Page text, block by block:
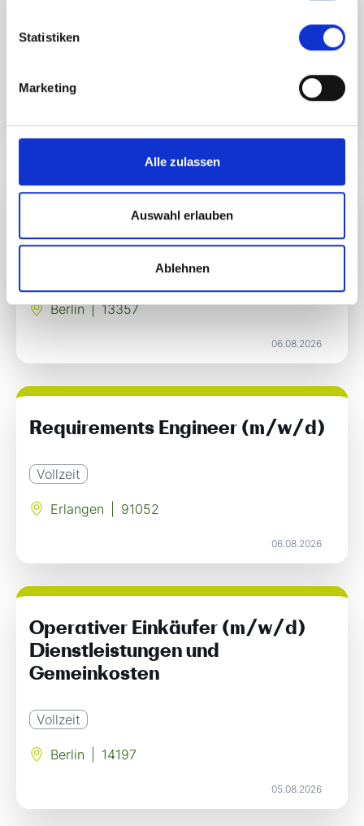
Statistiken
Marketing
Alle zulassen
Auswahl erlauben
Ablehnen
Isny im Allgäu
Kaufmann Spedition & Logistik
Berlin | 13357
06.08.2026
Requirements Engineer (m/w/d)
Vollzeit
Erlangen 91052
06.08.2026
Operativer Einkäufer (m/w/d)
Dienstleistungen und
Gemeinkosten
Vollzeit
Berlin 14197
05.08.2026